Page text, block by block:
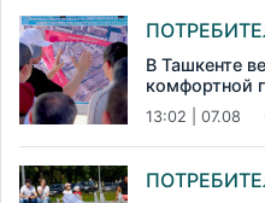
В Ташкенте
комфортной
13:02 | 07.08